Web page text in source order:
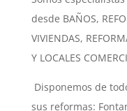
desde BAÑOS,
VIVIENDAS,
Y LOCALES
Disponemos de
sus reformas: